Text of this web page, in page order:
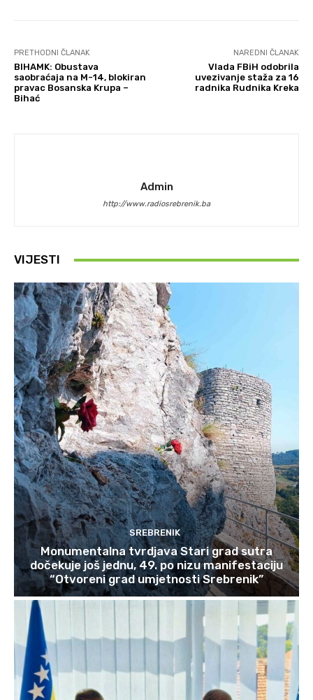
PRETHODNI ČLANAK
BIHAMK: Obustava
saobraćaja na M-14, blokiran
pravac Bosanska Krupa –
Bihać
NAREDNI ČLANAK
Vlada FBiH odobrila
uvezivanje staža za 16
radnika Rudnika Kreka
Admin
http://www.radiosrebrenik.ba
VIJESTI
SREBRENIK
Monumentalna tvrdjava Stari grad sutra
dočekuje još jednu, 49. po nizu manifestaciju
“Otvoreni grad umjetnosti Srebrenik”